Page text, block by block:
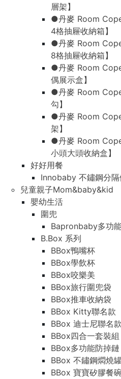
層架】
●丹麥 Room
4格抽屜收納箱】
●丹麥 Room
8格抽屜收納箱】
●丹麥 Room
偶展示盒】
●丹麥 Room
勾】
●丹麥 Room
架】
●丹麥 Room
小頭大頭收納盒】
好好用餐
Innobaby 不鏽鋼分隔
兒童親子Mom&baby&kid
嬰幼生活
圍兜
Bapronbaby多功
B.Box 系列
BBox鴨嘴杯
BBox學飲杯
BBox咬樂美
BBox旅行圍兜袋
BBox推車收納袋
BBox Kitty聯名款
BBox 迪士尼聯名款
BBox四合一套裝組
BBox多功能防掉鏈
BBox 不鏽鋼燜燒
BBox 寶寶矽膠餐